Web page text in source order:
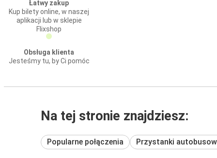
Łatwy zakup
Kup bilety online, w naszej
aplikacji lub w sklepie
Flixshop
Obsługa klienta
Jesteśmy tu, by Ci pomóc
Na tej stronie znajdziesz:
Popularne połączenia Przystanki